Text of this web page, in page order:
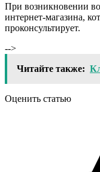
При возникновении
интернет-магазина,
проконсультирует.
-->
Читайте также:
Оценить статью